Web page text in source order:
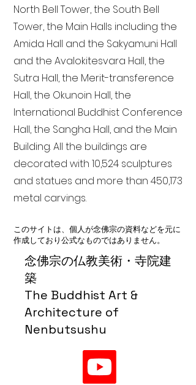
念佛宗の仏教美術・寺院建
築
The Buddhist Art &
Architecture of
Nenbutsushu
North Bell Tower, the South Bell
Tower, the Main Halls including the
Amida Hall and the Sakyamuni Hall
and the Avalokitesvara Hall, the
Sutra Hall, the Merit-transference
Hall, the Okunoin Hall, the
International Buddhist Conference
Hall, the Sangha Hall, and the Main
Building. All the buildings are
decorated with 10,524 sculptures
and statues and more than 450,173
metal carvings.
このサイトは、個人が念佛宗の資料などを元に
作成しており公式なものではありません。